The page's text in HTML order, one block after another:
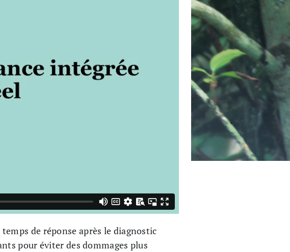
de réponse après le diagnostic
pour éviter des dommages plus